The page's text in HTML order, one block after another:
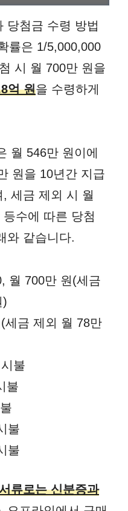
당첨금 수령 방법
률은 1/5,000,000
시 월 700만 원을
억 원을 수령하게
월 546만 원이에
원을 10년간 지급
세금 제외 시 월
수에 따른 당첨
와 같습니다.
월 700만 원(세금
)
세금 제외 월 78만
불
불
불
불
류로는 신분증과